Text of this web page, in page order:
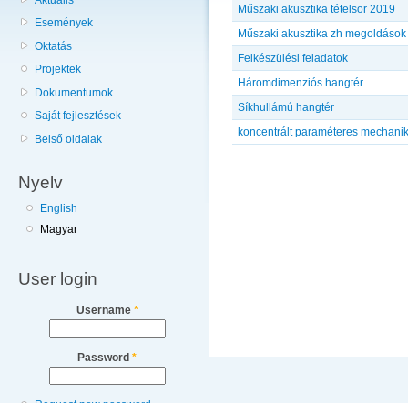
Események
Oktatás
Projektek
Dokumentumok
Saját fejlesztések
Belső oldalak
Nyelv
English
Magyar
User login
Username *
Password *
Műszaki akusztika tételsor 2019
Műszaki akusztika zh megoldások
Felkészülési feladatok
Háromdimenziós hangtér
Síkhullámú hangtér
koncentrált paraméteres